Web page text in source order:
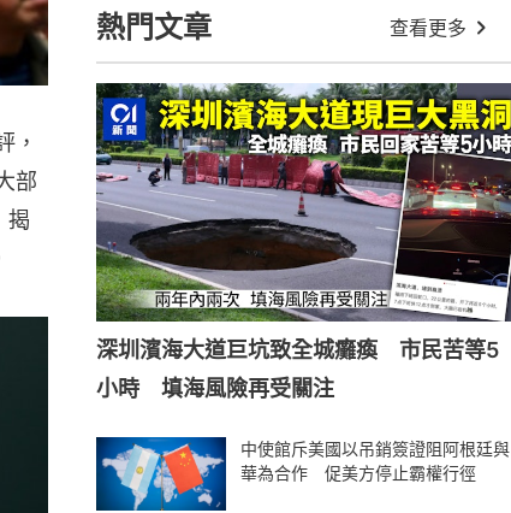
，
部
揭
熱門文章 查看更多
深圳濱海大道巨坑致全城癱瘓 市民苦等5
小時 填海風險再受關注
中使館斥美國以吊銷簽證阻阿根廷與
華為合作 促美方停止霸權行徑